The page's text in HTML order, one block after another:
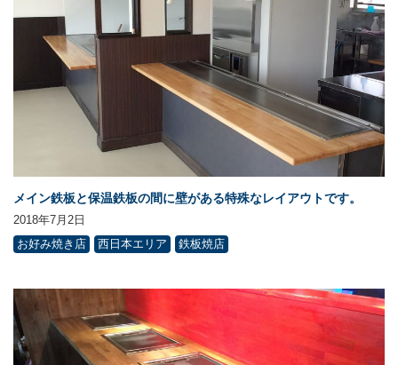
メイン鉄板と保温鉄板の間に壁がある特殊なレイアウトです。
2018年7月2日
お好み焼き店
西日本エリア 鉄板焼店